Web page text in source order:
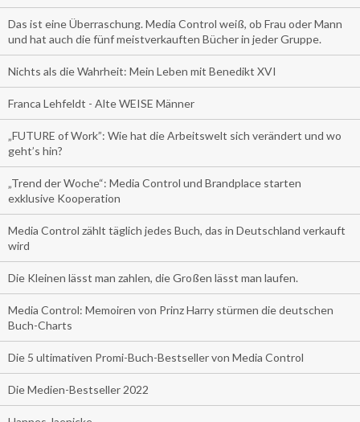
Das ist eine Überraschung. Media Control weiß, ob Frau oder Mann
und hat auch die fünf meistverkauften Bücher in jeder Gruppe.
Nichts als die Wahrheit: Mein Leben mit Benedikt XVI
Franca Lehfeldt - Alte WEISE Männer
„FUTURE of Work”: Wie hat die Arbeitswelt sich verändert und wo
geht’s hin?
„Trend der Woche“: Media Control und Brandplace starten
exklusive Kooperation
Media Control zählt täglich jedes Buch, das in Deutschland verkauft
wird
Die Kleinen lässt man zahlen, die Großen lässt man laufen.
Media Control: Memoiren von Prinz Harry stürmen die deutschen
Buch-Charts
Die 5 ultimativen Promi-Buch-Bestseller von Media Control
Die Medien-Bestseller 2022